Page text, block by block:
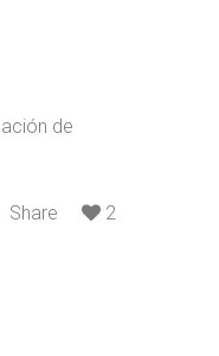
de
Share 2